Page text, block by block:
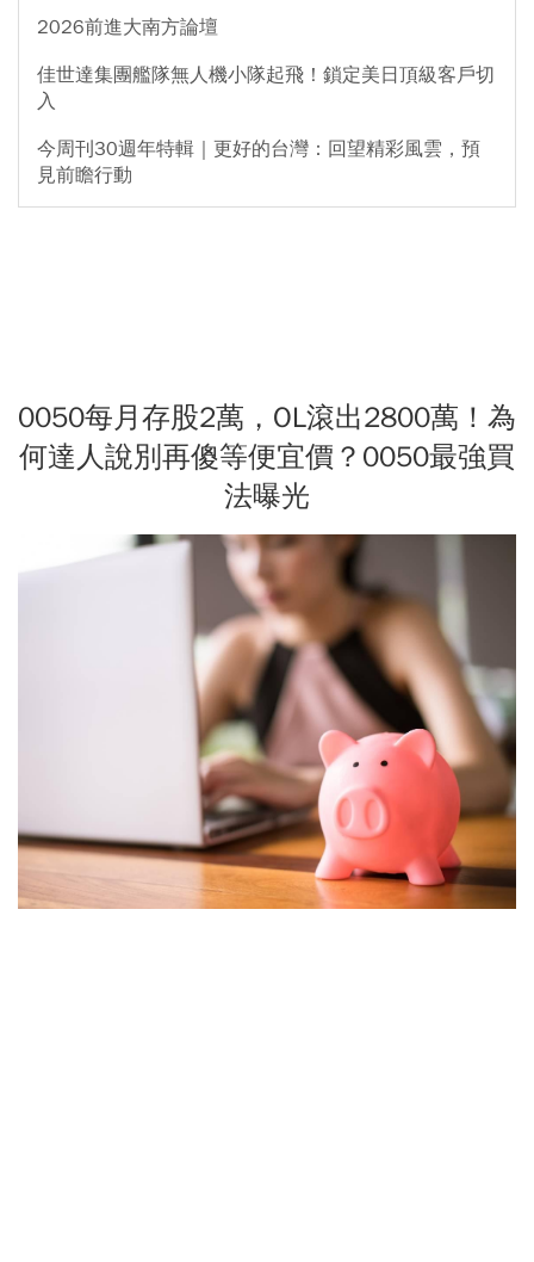
2026前進大南方論壇
佳世達集團艦隊無人機小隊起飛！鎖定美日頂級客戶切
入
今周刊30週年特輯｜更好的台灣：回望精彩風雲，預
見前瞻行動
0050每月存股2萬，OL滾出2800萬！為
何達人說別再傻等便宜價？0050最強買
法曝光